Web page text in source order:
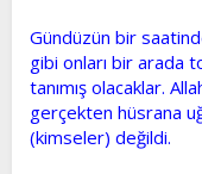
Gündüzün bir
gibi onları bir arada
tanımış olacaklar.
gerçekten hüsrana
(kimseler) değildi.